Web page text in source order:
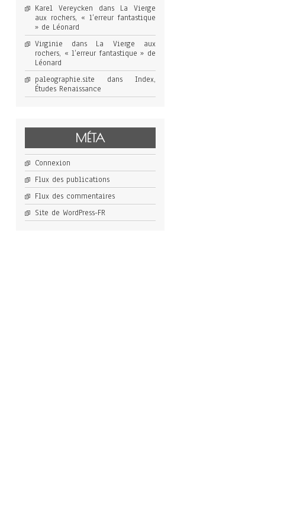
Karel Vereycken dans La Vierge
aux rochers, « l’erreur fantastique
» de Léonard
Virginie dans La Vierge aux
rochers, « l’erreur fantastique » de
Léonard
paleographie.site dans Index,
Études Renaissance
MÉTA
Connexion
Flux des publications
Flux des commentaires
Site de WordPress-FR